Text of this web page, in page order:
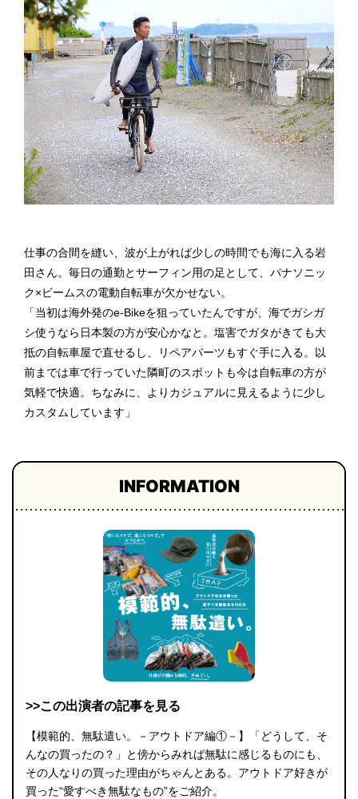
仕事の合間を縫い、波が上がれば少しの時間でも海に入る岩
田さん。毎日の通勤とサーフィン用の足として、パナソニッ
ク×ビームスの電動自転車が欠かせない。
「当初は海外発のe-Bikeを狙っていたんですが、海でガシガ
シ使うなら日本製の方が安心かなと。塩害でガタがきても大
抵の自転車屋で直せるし、リペアパーツもすぐ手に入る。以
前までは車で行っていた隣町のスポットも今は自転車の方が
気軽で快適。ちなみに、よりカジュアルに見えるように少し
カスタムしています」
INFORMATION
>>この出演者の記事を見る
【模範的、無駄遣い。－アウトドア編①－】「どうして、そ
んなの買ったの？」と傍からみれば無駄に感じるものにも、
その人なりの買った理由がちゃんとある。アウトドア好きが
買った“愛すべき無駄なもの”をご紹介。